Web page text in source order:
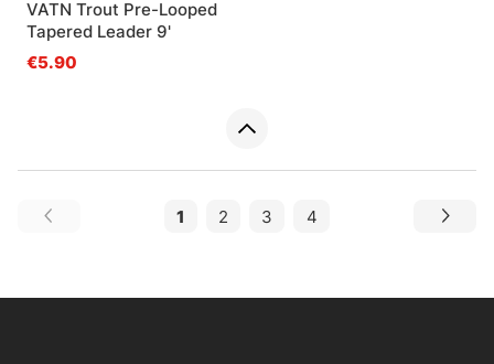
VATN Trout Pre-Looped
Tapered Leader 9'
€5.90
1 2 3 4